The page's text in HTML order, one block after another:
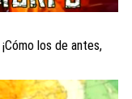
los de antes,